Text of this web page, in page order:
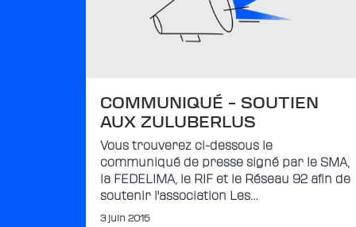
COMMUNIQUÉ – SOUTIEN
AUX ZULUBERLUS
Vous trouverez ci-dessous le
communiqué de presse signé par le SMA,
la FEDELIMA, le RIF et le Réseau 92 afin de
soutenir l'association Les…
3 juin 2015